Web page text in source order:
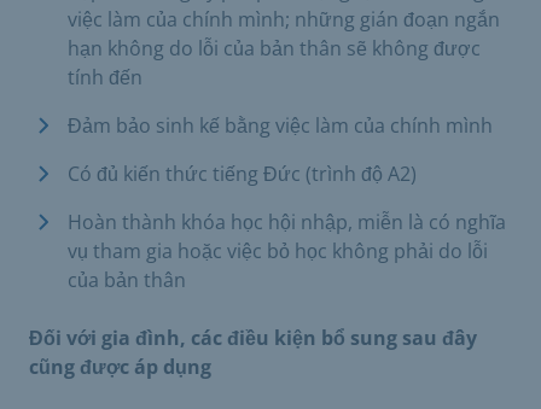
việc làm của chính mình; những gián đoạn ngắn
hạn không do lỗi của bản thân sẽ không được
tính đến
Đảm bảo sinh kế bằng việc làm của chính mình
Có đủ kiến thức tiếng Đức (trình độ A2)
Hoàn thành khóa học hội nhập, miễn là có nghĩa
vụ tham gia hoặc việc bỏ học không phải do lỗi
của bản thân
Đối với gia đình, các điều kiện bổ sung sau đây
cũng được áp dụng